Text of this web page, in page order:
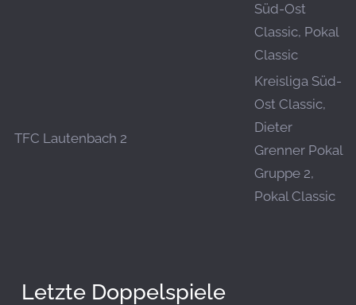
Süd-Ost
Classic, Pokal
Classic
TFC Lautenbach 2
Kreisliga Süd-
Ost Classic,
Dieter
Grenner Pokal
Gruppe 2,
Pokal Classic
Letzte Doppelspiele